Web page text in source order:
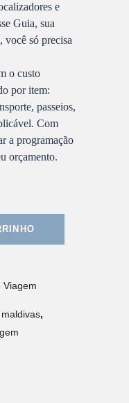
e
Guia, sua
você só precisa
o custo
por item:
passeios,
Com
a programação
orçamento.
Viagem
,